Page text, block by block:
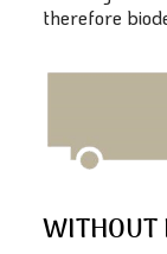
therefore
WITHOUT